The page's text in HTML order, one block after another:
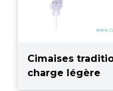
Cimaises
charge légère